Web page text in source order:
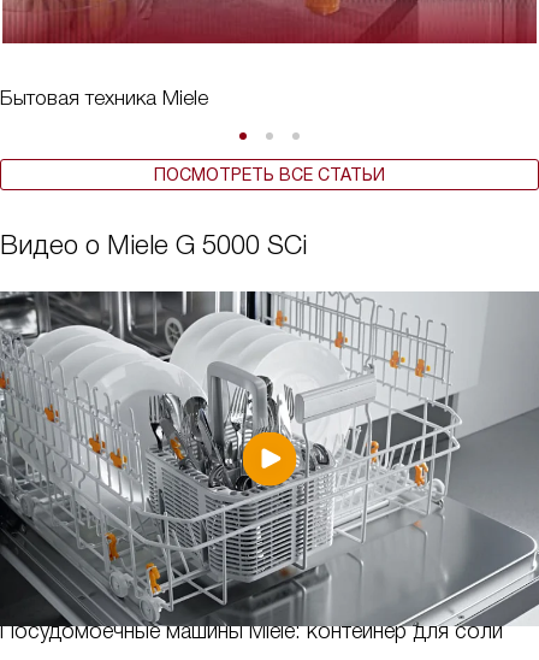
Бытовая техника Miele
ПОСМОТРЕТЬ ВСЕ СТАТЬИ
Видео о Miele G 5000 SCi
Посудомоечные машины Miele: контейнер для соли